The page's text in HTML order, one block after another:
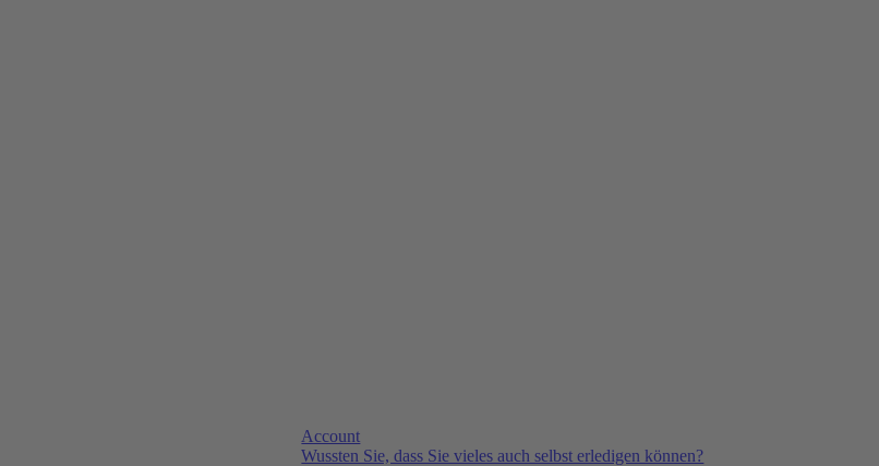
Account
Wussten Sie, dass Sie vieles auch selbst erledigen können?